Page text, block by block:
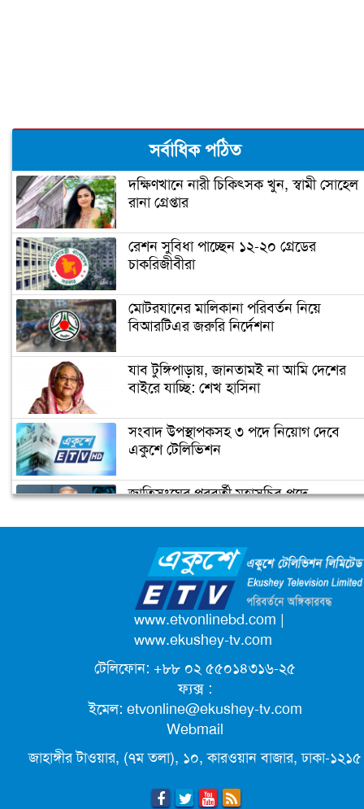
ঘর ভাঙতে বসেছে ট্রাম্পের!
জিতেই প্রথম যে কাজটি করলেন বাইডেন
‘গ্রেফতার হতে পারেন ডোনাল্ড ট্রাম্প’
ইলেকট্রনিক পদ্ধতি ব্যবহার করা হয়েছে’
ফ্রান্সের মুসলিমদের আলটিমেটাম দিলেন
ম্যাক্রোঁ
কমলার ইতিহাস
সর্বাধিক পঠিত
দক্ষিণখানে নারী চিকিৎসক খুন, স্বামী সোহেল
রানা গ্রেপ্তার
রেশন সুবিধা পাচ্ছেন ১২-২০ গ্রেডের
চাকরিজীবীরা
মোটরযানের মালিকানা পরিবর্তন নিয়ে
বিআরটিএর জরুরি নির্দেশনা
যাব টুঙ্গিপাড়ায়, জানতামই না আমি দেশের
বাইরে যাচ্ছি: শেখ হাসিনা
সংবাদ উপস্থাপকসহ ৩ পদে নিয়োগ দেবে
একুশে টেলিভিশন
জাতিসংঘের পরবর্তী মহাসচিব পদে
ক্যাম্পাস অ্যাম্বাসেডর নিয়োগ দিচ্ছে একুশে
টেলিভিশন
পদোন্নতি পেয়ে সচিব হলেন ২ কর্মকর্তা
লিগ্যাল এইডের মাধ্যমে সন্তান ফিরে পেল
সেই কিশোরী মা জুঁই
জেট ফুয়েলের দাম কমলো লিটারে ১৯ টাকা
মূল্যস্ফীতি কমে জুনে ৯ দশমিক ১৬ শতাংশ
www.etvonlinebd.com |
www.ekushey-tv.com
টেলিফোন: +৮৮ ০২ ৫৫০১৪৩১৬-২৫
ফ্যক্স :
ইমেল: etvonline@ekushey-tv.com
Webmail
জাহাঙ্গীর টাওয়ার, (৭ম তলা), ১০, কারওয়ান বাজার, ঢাকা-১২১৫